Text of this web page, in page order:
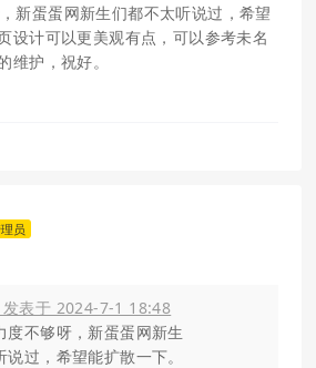
新蛋蛋网新生们都不太听说过，希望
设计可以更美观有点，可以参考未名
维护，祝好。
员
表于 2024-7-1 18:48
度不够呀，新蛋蛋网新生
过，希望能扩散一下。